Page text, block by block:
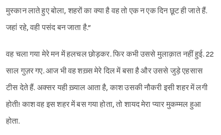
मुस्कान लाते हुए बोला, शहरों का क्या है वह तो एक न एक दिन छूट ही जाते हैं.
जहां रहे, वही पसंद बन जाता है.”
वह चला गया मेरे मन में हलचल छोड़कर. फिर कभी उससे मुलाक़ात नहीं हुई. 22
साल गुज़र गए. आज भी वह शख़्स मेरे दिल में बसा है और उससे जुड़े एहसास
टीस देते हैं. अक्सर यही ख़्याल आता है, काश उसकी नौकरी इसी शहर में लगी
होती! काश वह इस शहर में बस गया होता, तो शायद मेरा प्यार मुकम्मल हुआ
होता.